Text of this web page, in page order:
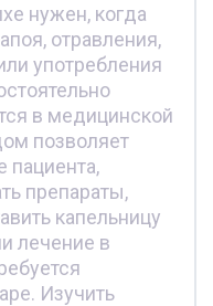
нужен, когда
отравления,
употребления
в медицинской
позволяет
пациента,
препараты,
капельницу
лечение в
Изучить